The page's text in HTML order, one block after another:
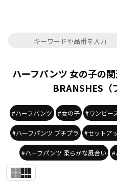
ハーフパンツ 女の子の
BRANSHES（
#ハーフパンツ #女の子 #ワンピー
#ハーフパンツ プチプラ #セットア
#ハーフパンツ 柔らかな風合い #